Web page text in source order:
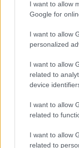
I want to allow
Google for
I want to allow
personalized
I want to allow
related to
device
I want to allow
related to
I want to allow
related to
Invia un